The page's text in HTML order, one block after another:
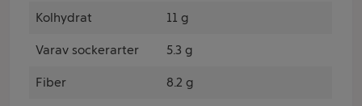
Kolhydrat 11 g
Varav sockerarter 5.3 g
Fiber 8.2 g